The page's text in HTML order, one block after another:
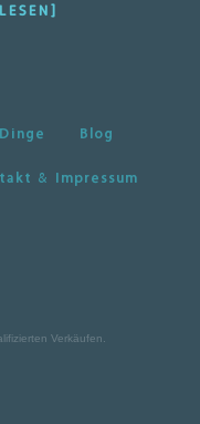
Blog
& Impressum
Verkäufen.